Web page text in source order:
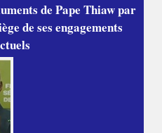
de Pape Thiaw par
de ses engagements